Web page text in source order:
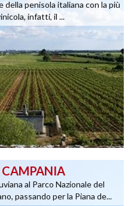
della penisola italiana con la più
infatti, il ...
al Parco Nazionale del
passando per la Piana de...